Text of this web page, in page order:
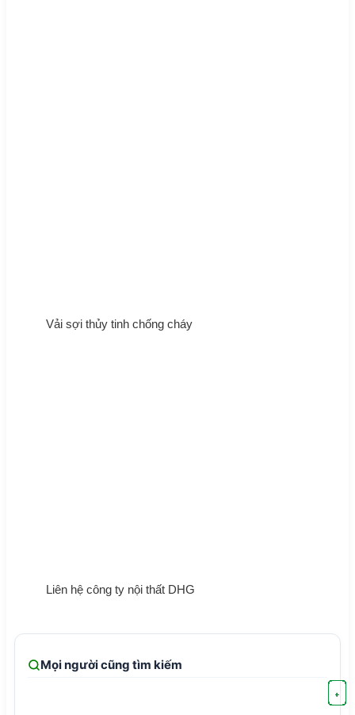
Vải sợi thủy tinh chống cháy
Liên hệ công ty nội thất DHG
Mọi người cũng tìm kiếm
+
+
+
+
+
+
+
+
+
+
+
+
+